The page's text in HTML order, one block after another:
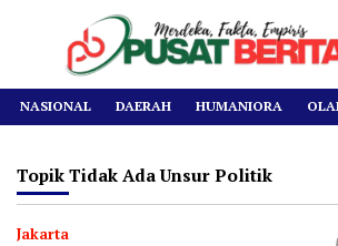
NASIONAL DAERAH HUMANIORA
Topik Tidak Ada Unsur Politik
Jakarta